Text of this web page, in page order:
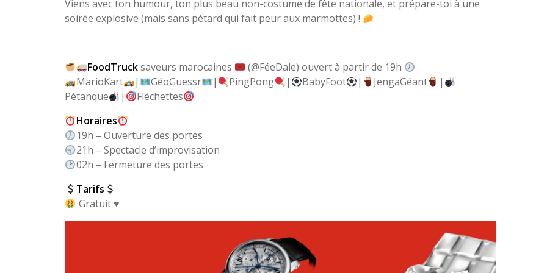
Viens avec ton humour, ton plus beau non-costume de fête nationale, et prépare-toi à une
soirée explosive (mais sans pétard qui fait peur aux marmottes) !
FoodTrucksaveurs marocaines
(@FéeDale) ouvert à partir de 19h
MarioKart
| GéoGuessr | PingPong | BabyFoot | JengaGéant
|
Pétanque
|
Fléchettes
Horaires
19h – Ouverture des portes
21h – Spectacle d’improvisation
02h – Fermeture des portes
Tarifs
Gratuit ♥️